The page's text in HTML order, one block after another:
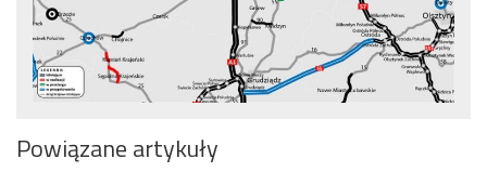
Powiązane artykuły